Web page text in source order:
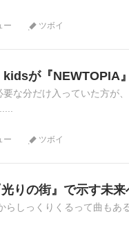
ュー ツボイ
が『NEWTOPIA
要な分だけ入っていた方
ュー ツボイ
りの街』で示す未来
らしっくりくるって曲も